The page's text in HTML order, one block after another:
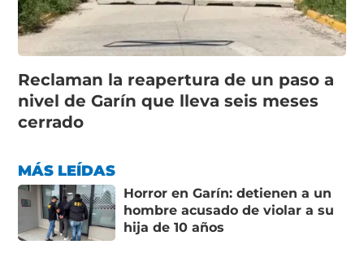
Reclaman la reapertura de un paso a
nivel de Garín que lleva seis meses
cerrado
MÁS LEÍDAS
Horror en Garín: detienen a un
hombre acusado de violar a su
hija de 10 años